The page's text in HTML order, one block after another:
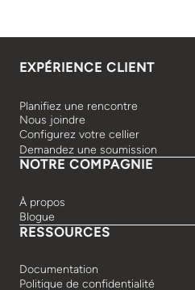
EXPÉRIENCE CLIENT
Planifiez une rencontre
Nous joindre
Configurez votre cellier
Demandez une soumission
NOTRE COMPAGNIE
À propos
Blogue
RESSOURCES
Documentation
Politique de confidentialité